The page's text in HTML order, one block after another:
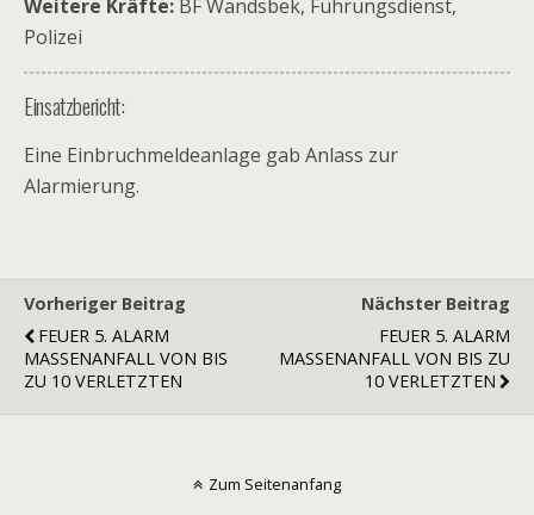
Weitere Kräfte: BF Wandsbek, Führungsdienst,
Polizei
Einsatzbericht:
Eine Einbruchmeldeanlage gab Anlass zur
Alarmierung.
Vorheriger Beitrag
FEUER 5. ALARM
MASSENANFALL VON BIS
ZU 10 VERLETZTEN
Nächster Beitrag
FEUER 5. ALARM
MASSENANFALL VON BIS ZU
10 VERLETZTEN
Zum Seitenanfang